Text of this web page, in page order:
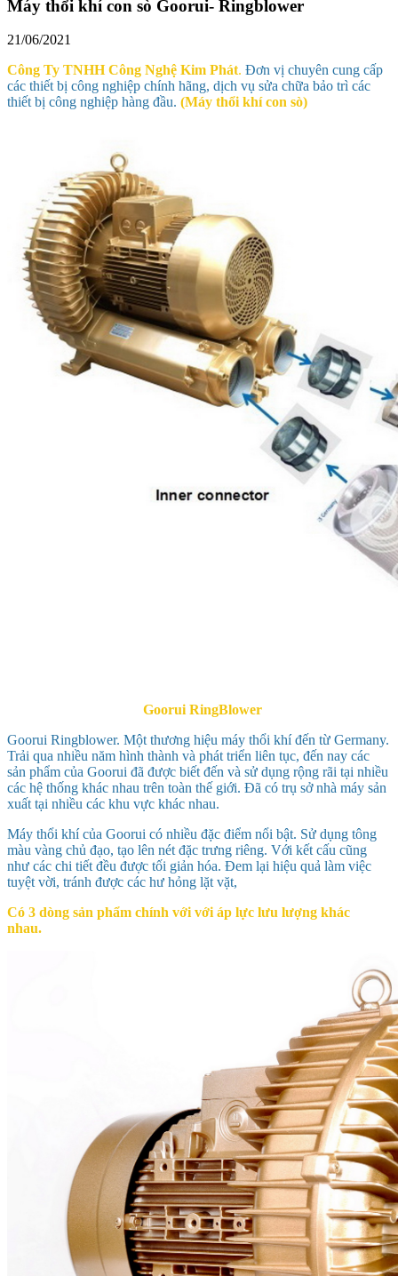
Máy thổi khí con sò Goorui- Ringblower
21/06/2021
Công Ty TNHH Công Nghệ Kim Phát. Đơn vị chuyên cung cấp
các thiết bị công nghiệp chính hãng, dịch vụ sửa chữa bảo trì các
thiết bị công nghiệp hàng đầu. (Máy thổi khí con sò)
Goorui RingBlower
Goorui Ringblower. Một thương hiệu máy thổi khí đến từ Germany.
Trải qua nhiều năm hình thành và phát triển liên tục, đến nay các
sản phẩm của Goorui đã được biết đến và sử dụng rộng rãi tại nhiều
các hệ thống khác nhau trên toàn thế giới. Đã có trụ sở nhà máy sản
xuất tại nhiều các khu vực khác nhau.
Máy thổi khí của Goorui có nhiều đặc điểm nổi bật. Sử dụng tông
màu vàng chủ đạo, tạo lên nét đặc trưng riêng. Với kết cấu cũng
như các chi tiết đều được tối giản hóa. Đem lại hiệu quả làm việc
tuyệt vời, tránh được các hư hỏng lặt vặt,
Có 3 dòng sản phẩm chính với với áp lực lưu lượng khác
nhau.